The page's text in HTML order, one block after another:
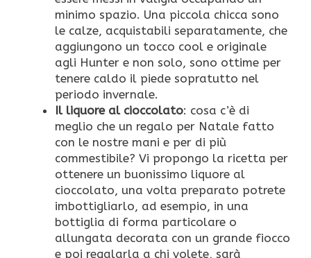
minimo spazio. Una piccola chicca sono
le calze, acquistabili separatamente, che
aggiungono un tocco cool e originale
agli Hunter e non solo, sono ottime per
tenere caldo il piede sopratutto nel
periodo invernale.
Il liquore al cioccolato: cosa c’è di
meglio che un regalo per Natale fatto
con le nostre mani e per di più
commestibile? Vi propongo la ricetta per
ottenere un buonissimo liquore al
cioccolato, una volta preparato potrete
imbottigliarlo, ad esempio, in una
bottiglia di forma particolare o
allungata decorata con un grande fiocco
e poi regalarla a chi volete, sarà